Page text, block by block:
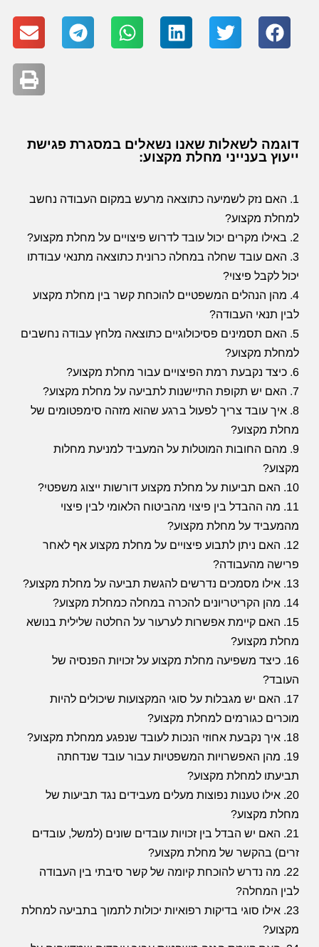
דוגמה לשאלות שאנו נשאלים במסגרת פגישת
ייעוץ בענייני מחלת מקצוע:
1. האם נזק לשמיעה כתוצאה מרעש במקום העבודה נחשב
למחלת מקצוע?
2. באילו מקרים יכול עובד לדרוש פיצויים על מחלת מקצוע?
3. האם עובד שחלה במחלה כרונית כתוצאה מתנאי עבודתו
יכול לקבל פיצוי?
4. מהן הנהלים המשפטיים להוכחת קשר בין מחלת מקצוע
לבין תנאי העבודה?
5. האם תסמינים פסיכולוגיים כתוצאה מלחץ עבודה נחשבים
למחלת מקצוע?
6. כיצד נקבעת רמת הפיצויים עבור מחלת מקצוע?
7. האם יש תקופת התיישנות לתביעה על מחלת מקצוע?
8. איך עובד צריך לפעול ברגע שהוא מזהה סימפטומים של
מחלת מקצוע?
9. מהם החובות המוטלות על המעביד למניעת מחלות
מקצוע?
10. האם תביעות על מחלת מקצוע דורשות ייצוג משפטי?
11. מה ההבדל בין פיצוי מהביטוח הלאומי לבין פיצוי
מהמעביד על מחלת מקצוע?
12. האם ניתן לתבוע פיצויים על מחלת מקצוע אף לאחר
פרישה מהעבודה?
13. אילו מסמכים נדרשים להגשת תביעה על מחלת מקצוע?
14. מהן הקריטריונים להכרה במחלה כמחלת מקצוע?
15. האם קיימת אפשרות לערעור על החלטה שלילית בנושא
מחלת מקצוע?
16. כיצד משפיעה מחלת מקצוע על זכויות הפנסיה של
העובד?
17. האם יש מגבלות על סוגי המקצועות שיכולים להיות
מוכרים כגורמים למחלת מקצוע?
18. איך נקבעת אחוזי הנכות לעובד שנפגע ממחלת מקצוע?
19. מהן האפשרויות המשפטיות עבור עובד שנדחתה
תביעתו למחלת מקצוע?
20. אילו טענות נפוצות מעלים מעבידים נגד תביעות של
מחלת מקצוע?
21. האם יש הבדל בין זכויות עובדים שונים (למשל, עובדים
זרים) בהקשר של מחלת מקצוע?
22. מה נדרש להוכחת קיומה של קשר סיבתי בין העבודה
לבין המחלה?
23. אילו סוגי בדיקות רפואיות יכולות לתמוך בתביעה למחלת
מקצוע?